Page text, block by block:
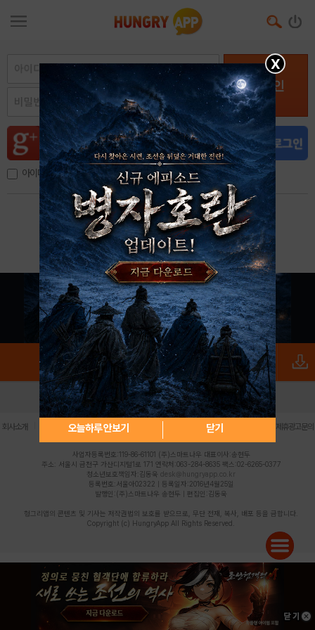
로그인
아이디, 이메일 저장
아이디 / 비밀번호 찾기 회원가입
X
오늘하루 안보기 닫기
로그인 PC버전 전체앱
회사소개 | 개인정보 처리방침 불법촬영물 신고센터 제휴광고문의
사업자등록번호:119-86-61101 (주)스마트나우 대표이사:송현두
주소: 서울시 금천구 가산디지털1로 171 연락처:063-284-8635 팩스:02-6265-0377
청소년보호책임자:김동욱 desk@hungryapp.co.kr
등록번호:서울아02322 | 등록일자:2016년4월25일
발행인:(주)스마트나우 송현두 | 편집인:김동욱
헝그리앱의 콘텐츠 및 기사는 저작권법의 보호를 받으므로, 무단 전재, 복사, 배포 등을 금합니다.
Copyright (c) HungryApp All Rights Reserved.